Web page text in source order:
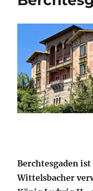
Berchtesgaden
Wittelsbacher